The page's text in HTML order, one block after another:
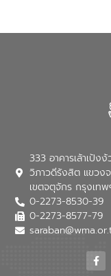
333 อาคารเล้าเป้ง
วิภาวดีรังสิต แขวง
เขตจตุจักร กรุงเท
0-2273-8530-39
0-2273-8577-79